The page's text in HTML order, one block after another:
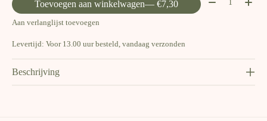
Toevoegen aan winkelwagen — €7,30
Aan verlanglijst toevoegen
Levertijd: Voor 13.00 uur besteld, vandaag verzonden
Beschrijving